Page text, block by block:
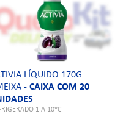
LÍQUIDO 170G
- CAIXA COM 20
1 A 10ºC